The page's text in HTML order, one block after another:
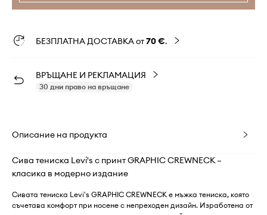
БЕЗПЛАТНА ДОСТАВКА от70 €.
ВРЪЩАНЕ И РЕКЛАМАЦИЯ
30 дни право на връщане
Описание на продукта
Сива тениска Levi's с принт GRAPHIC CREWNECK –
класика в модерно издание
Сивата тениска Levi's GRAPHIC CREWNECK е мъжка тениска, която
съчетава комфорт при носене с непреходен дизайн. Изработена от